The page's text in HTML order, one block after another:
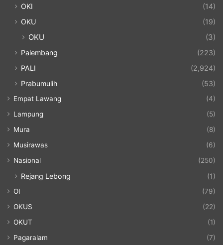
OKI
(14)
OKU
(19)
OKU (3)
Palembang
(223)
PALI
(2,924)
Prabumulih
(53)
Empat Lawang
(4)
Lampung
(5)
Mura
(8)
Musirawas
(6)
Nasional
(250)
Rejang Lebong (1)
OI
(79)
OKUS
(22)
OKUT
(1)
Pagaralam
(7)